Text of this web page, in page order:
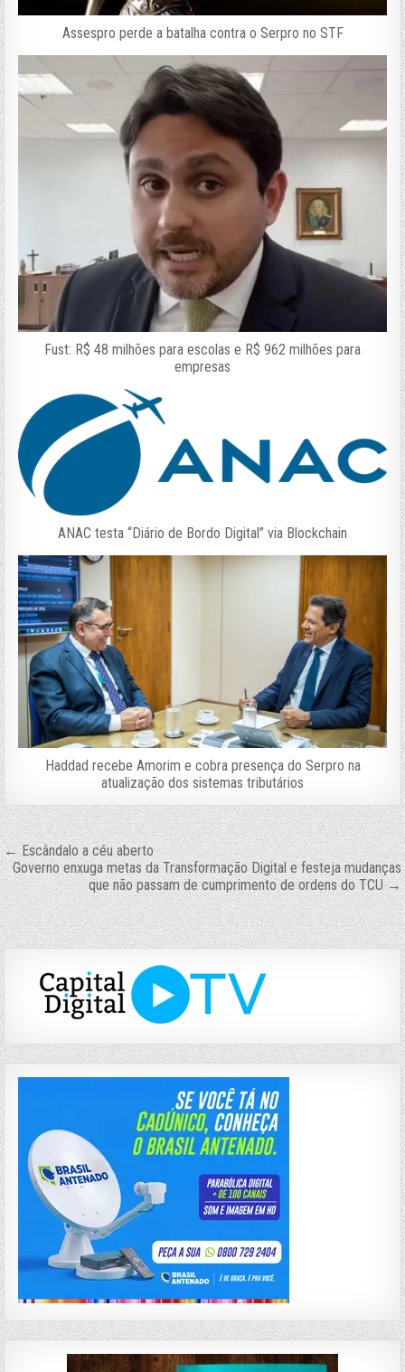
Assespro perde a batalha contra o Serpro no STF
Fust: R$ 48 milhões para escolas e R$ 962 milhões para
empresas
ANAC testa “Diário de Bordo Digital” via Blockchain
Haddad recebe Amorim e cobra presença do Serpro na
atualização dos sistemas tributários
Navegação
de
Post
← Escândalo a céu aberto
Governo enxuga metas da Transformação Digital e festeja mudanças
que não passam de cumprimento de ordens do TCU →